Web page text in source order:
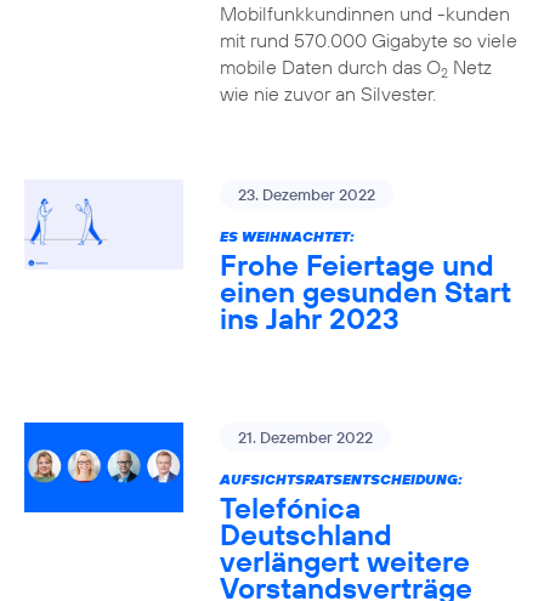
Mobilfunkkundinnen und -kunden
mit rund 570.000 Gigabyte so viele
mobile Daten durch das O2Netz
wie nie zuvor an Silvester.
23. Dezember 2022
ES WEIHNACHTET:
Frohe Feiertage und
einen gesunden Start
ins Jahr 2023
21. Dezember 2022
AUFSICHTSRATSENTSCHEIDUNG:
Telefónica
Deutschland
verlängert weitere
Vorstandsverträge